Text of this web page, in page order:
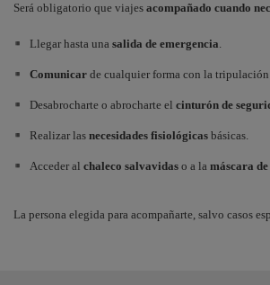
Uso de una incubadora autónoma para niños
Incapacidad de comprender y cumplir
Enfermedades agudas, crónicas o
Consulta toda la información en nuestra página de
Será obligatorio que viajes acompañado cuando
Llegar hasta una salida de emergencia.
Comunicar de cualquier forma con la tripulación
Desabrocharte o abrocharte el cinturón de
Realizar las necesidades fisiológicas básicas.
Acceder al chaleco salvavidas o a la máscara
La persona elegida para acompañarte, salvo casos